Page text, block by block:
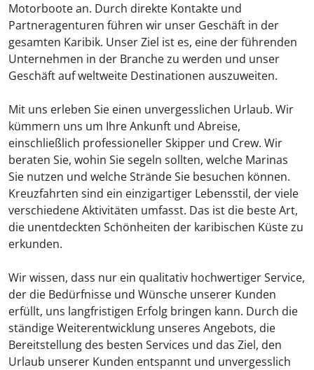
Motorboote an. Durch direkte Kontakte und
Partneragenturen führen wir unser Geschäft in der
gesamten Karibik. Unser Ziel ist es, eine der führenden
Unternehmen in der Branche zu werden und unser
Geschäft auf weltweite Destinationen auszuweiten.
Mit uns erleben Sie einen unvergesslichen Urlaub. Wir
kümmern uns um Ihre Ankunft und Abreise,
einschließlich professioneller Skipper und Crew. Wir
beraten Sie, wohin Sie segeln sollten, welche Marinas
Sie nutzen und welche Strände Sie besuchen können.
Kreuzfahrten sind ein einzigartiger Lebensstil, der viele
verschiedene Aktivitäten umfasst. Das ist die beste Art,
die unentdeckten Schönheiten der karibischen Küste zu
erkunden.
Wir wissen, dass nur ein qualitativ hochwertiger Service,
der die Bedürfnisse und Wünsche unserer Kunden
erfüllt, uns langfristigen Erfolg bringen kann. Durch die
ständige Weiterentwicklung unseres Angebots, die
Bereitstellung des besten Services und das Ziel, den
Urlaub unserer Kunden entspannt und unvergesslich